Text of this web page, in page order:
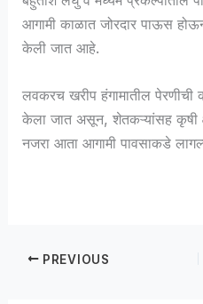
आगामी काळात जोरदार पाऊस
केली जात आहे.
लवकरच खरीप हंगामातील पेरणीची
केला जात असून, शेतकऱ्यांसह कृषी
नजरा आता आगामी पावसाकडे
PREVIOUS